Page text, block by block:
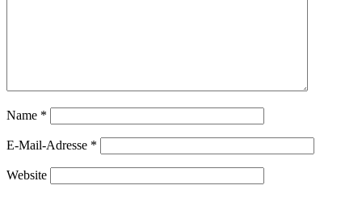
Name *
E-Mail-Adresse *
Website